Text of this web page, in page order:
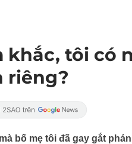
khắc, tôi có
riêng?
bố mẹ tôi đã gay gắt